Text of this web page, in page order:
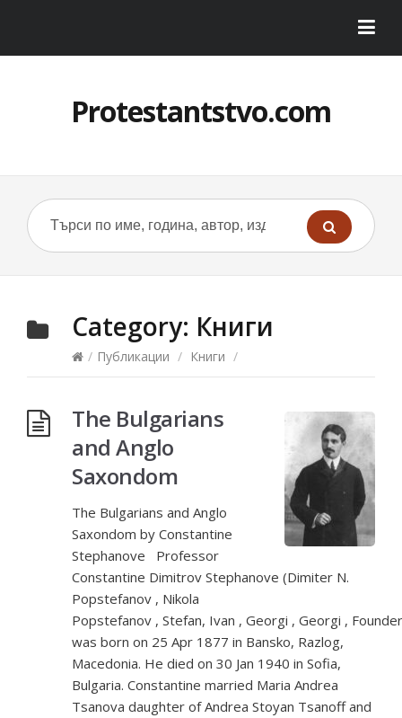
Protestantstvo.com
Category: Книги
/ Публикации / Книги /
The Bulgarians
and Anglo
Saxondom
The Bulgarians and Anglo
Saxondom by Constantine
Stephanove Professor
Constantine Dimitrov Stephanove (Dimiter N.
Popstefanov , Nikola
Popstefanov , Stefan, Ivan , Georgi , Georgi ,
was born on 25 Apr 1877 in Bansko, Razlog,
Macedonia. He died on 30 Jan 1940 in Sofia,
Bulgaria. Constantine married Maria Andrea
Tsanova daughter of Andrea Stoyan Tsanoff and